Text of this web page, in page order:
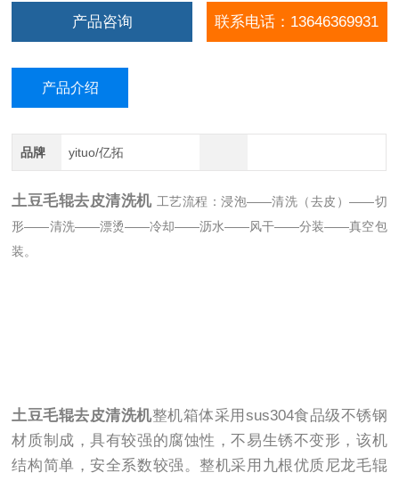
产品咨询 联系电话：13646369931
产品介绍
品牌 yituo/亿拓
土豆毛辊去皮清洗机 工艺流程：浸泡——清洗（去皮）——切
形——清洗——漂烫——冷却——沥水——风干——分装——真空包
装。
土豆毛辊去皮清洗机整机箱体采用sus304食品级不锈钢
材质制成，具有较强的腐蚀性，不易生锈不变形，该机
结构简单，安全系数较强。整机采用九根优质尼龙毛辊